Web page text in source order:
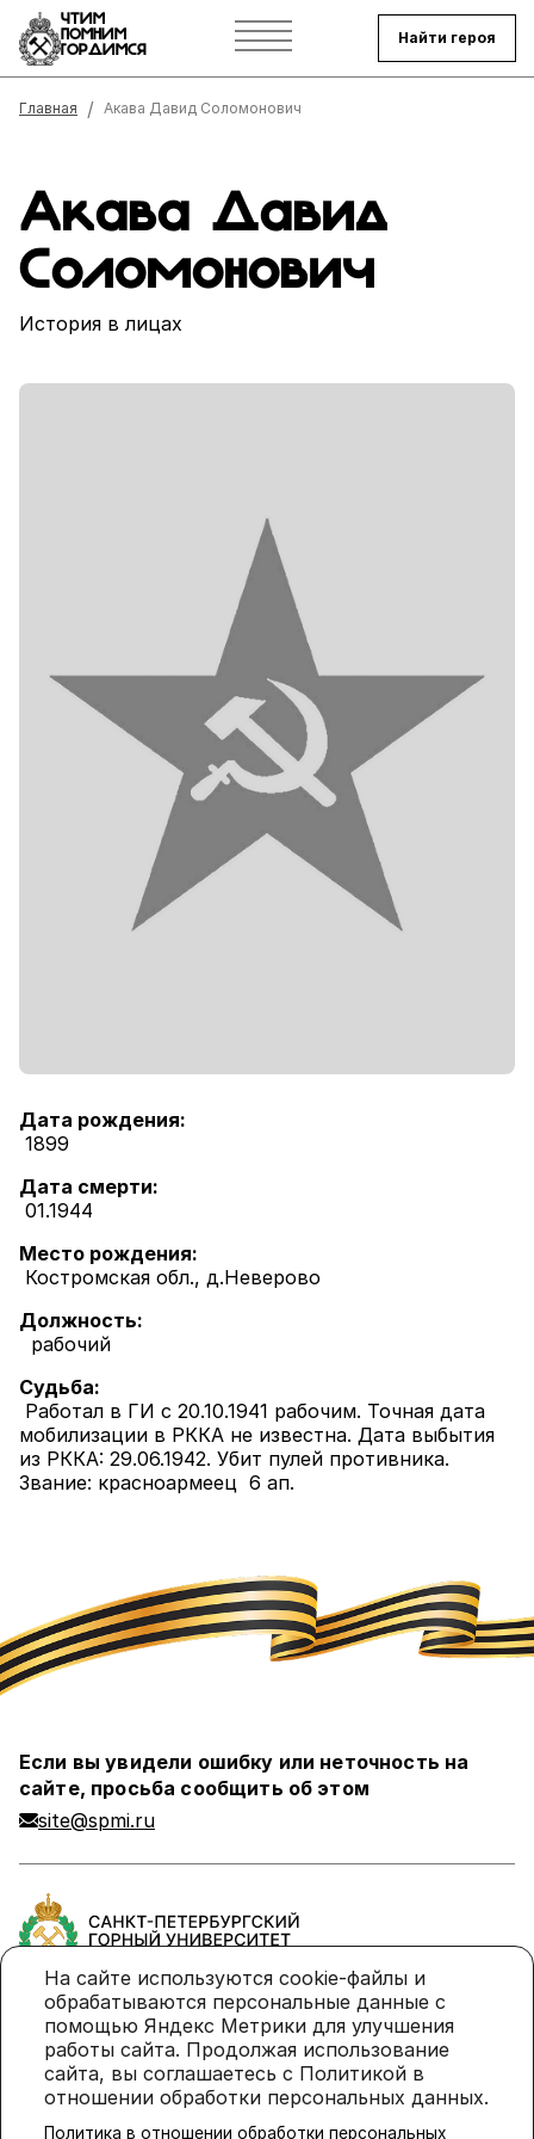
ЧТИМ
ПОМНИМ
ГОРДИМСЯ
Найти героя
Строка навигации
Главная Акава Давид Соломонович
Акава Давид
Соломонович
История в лицах
Дата рождения:
1899
Дата смерти:
01.1944
Место рождения:
Костромская обл., д.Неверово
Должность:
рабочий
Судьба:
Работал в ГИ с 20.10.1941 рабочим. Точная дата
мобилизации в РККА не известна. Дата выбытия
из РККА: 29.06.1942. Убит пулей противника.
Звание: красноармеец 6 ап.
На сайте используются cookie-файлы и
обрабатываются персональные данные с
помощью Яндекс Метрики для улучшения
работы сайта. Продолжая использование
сайта, вы соглашаетесь с Политикой в
отношении обработки персональных данных.
Политика в отношении обработки персональных
Если вы увидели ошибку или неточность на
сайте, просьба сообщить об этом
site@spmi.ru
Политика в отношении обработки персональных
данных
Политика использования cookie-файлов